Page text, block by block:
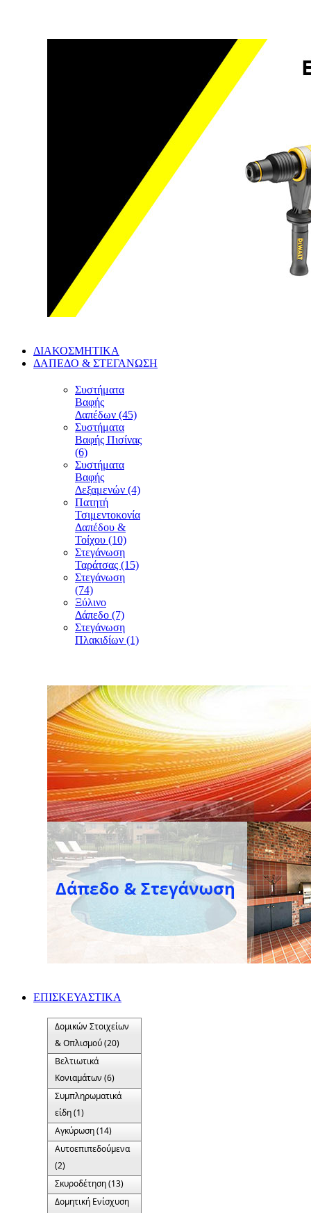
ΔΙΑΚΟΣΜΗΤΙΚΑ
ΔΑΠΕΔΟ & ΣΤΕΓΑΝΩΣΗ
Συστήματα
Βαφής
Δαπέδων (45)
Συστήματα
Βαφής Πισίνας
(6)
Συστήματα
Βαφής
Δεξαμενών (4)
Πατητή
Τσιμεντοκονία
Δαπέδου &
Τοίχου (10)
Στεγάνωση
Ταράτσας (15)
Στεγάνωση
(74)
Ξύλινο
Δάπεδο (7)
Στεγάνωση
Πλακιδίων (1)
ΕΠΙΣΚΕΥΑΣΤΙΚΑ
Δομικών Στοιχείων
& Οπλισμού (20)
Βελτιωτικά
Κονιαμάτων (6)
Συμπληρωματικά
είδη (1)
Αγκύρωση (14)
Αυτοεπιπεδούμενα
(2)
Σκυροδέτηση (13)
Δομητική Ενίσχυση